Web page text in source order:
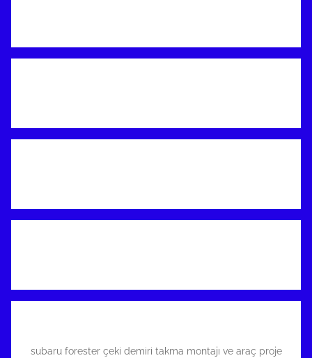
subaru forester çeki demiri takma montajı ve araç proje